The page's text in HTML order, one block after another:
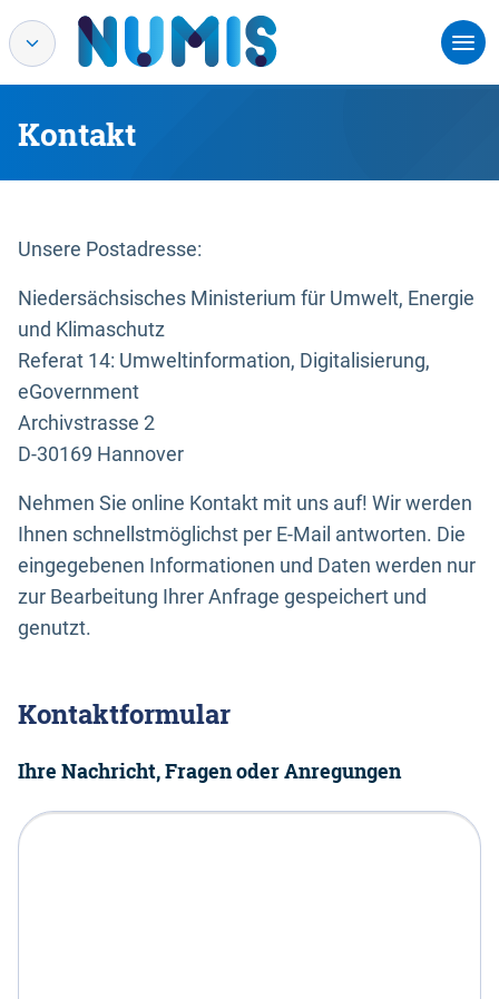
Kontakt
Unsere Postadresse:
Niedersächsisches Ministerium für Umwelt, Energie
und Klimaschutz
Referat 14: Umweltinformation, Digitalisierung,
eGovernment
Archivstrasse 2
D-30169 Hannover
Nehmen Sie online Kontakt mit uns auf! Wir werden
Ihnen schnellstmöglichst per E-Mail antworten. Die
eingegebenen Informationen und Daten werden nur
zur Bearbeitung Ihrer Anfrage gespeichert und
genutzt.
Kontaktformular
Ihre Nachricht, Fragen oder Anregungen